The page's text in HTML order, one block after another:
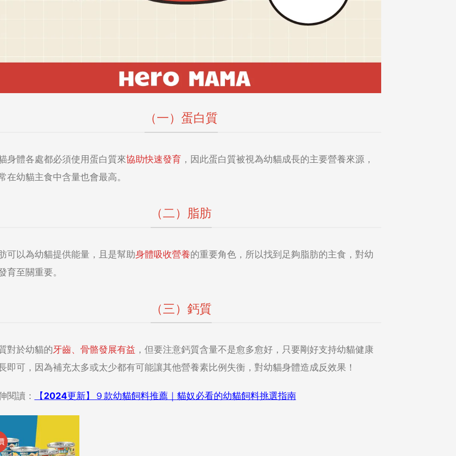
（一）蛋白質
身體各處都必須使用蛋白質來協助快速發育，因此蛋白質被視為幼貓成長的主要營養來源，
在幼貓主食中含量也會最高。
（二）脂肪
可以為幼貓提供能量，且是幫助身體吸收營養的重要角色，所以找到足夠脂肪的主食，對幼
育至關重要。
（三）鈣質
對於幼貓的牙齒、骨骼發展有益 ，但要注意鈣質含量不是愈多愈好，只要剛好支持幼貓健康
即可，因為補充太多或太少都有可能讓其他營養素比例失衡，對幼貓身體造成反效果！
閱讀： 【2024更新】９款幼貓飼料推薦｜貓奴必看的幼貓飼料挑選指南